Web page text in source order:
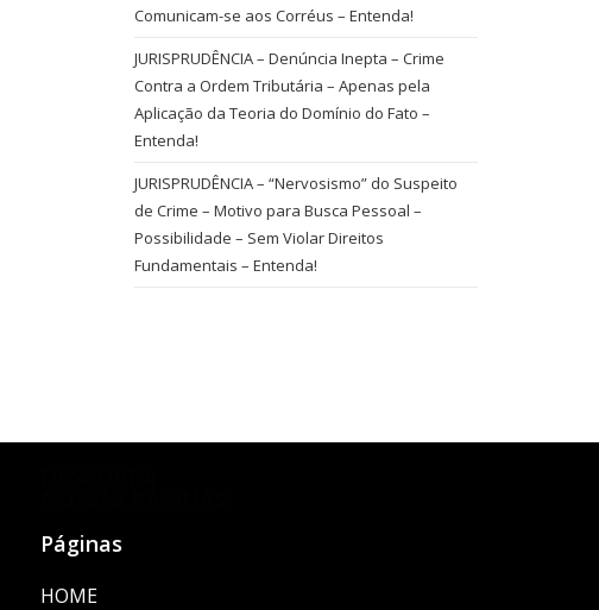
Comunicam-se aos Corréus – Entenda!
JURISPRUDÊNCIA – Denúncia Inepta – Crime
Contra a Ordem Tributária – Apenas pela
Aplicação da Teoria do Domínio do Fato –
Entenda!
JURISPRUDÊNCIA – “Nervosismo” do Suspeito
de Crime – Motivo para Busca Pessoal –
Possibilidade – Sem Violar Direitos
Fundamentais – Entenda!
Páginas
HOME